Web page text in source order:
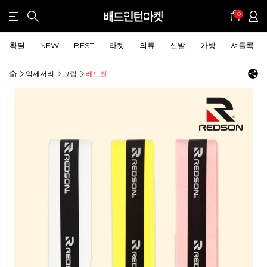
0
확딜 NEW BEST 라켓 의류 신발 가방 셔틀콕
악세서리 그립 레드썬